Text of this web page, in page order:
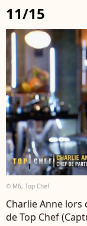
11/15
© M6, Top Chef
Charlie Anne lors
de Top Chef